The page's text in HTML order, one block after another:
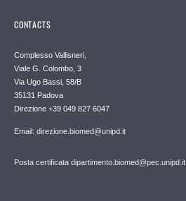
CONTACTS
Complesso Vallisneri,
Viale G. Colombo, 3
Via Ugo Bassi, 58/B
35131 Padova
Direzione +39 049 827 6047
Email: direzione.biomed@unipd.it
Posta certificata dipartimento.biomed@pec.unipd.it